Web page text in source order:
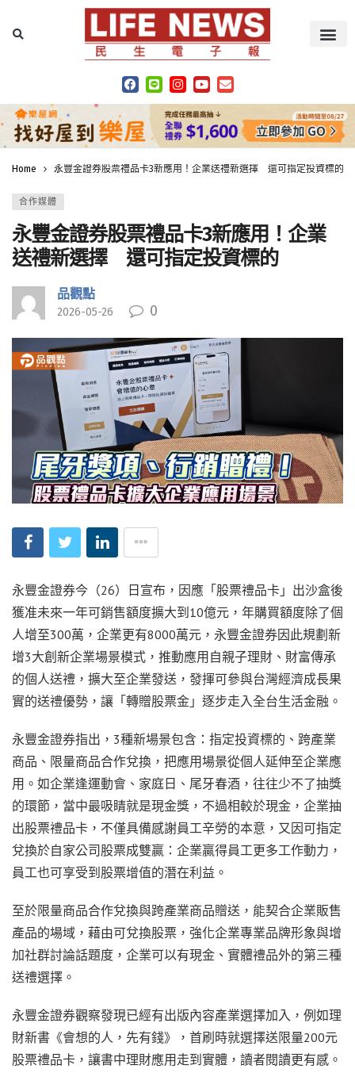
Home 永豐金證券股票禮品卡3新應用！企業送禮新選擇 還可指定投資標的
合作媒體
永豐金證券股票禮品卡3新應用！企業
送禮新選擇 還可指定投資標的
品觀點
2026-05-26 0
永豐金證券今（26）日宣布，因應「股票禮品卡」出沙盒後
獲准未來一年可銷售額度擴大到10億元，年購買額度除了個
人增至300萬，企業更有8000萬元，永豐金證券因此規劃新
增3大創新企業場景模式，推動應用自親子理財、財富傳承
的個人送禮，擴大至企業發送，發揮可參與台灣經濟成長果
實的送禮優勢，讓「轉贈股票金」逐步走入全台生活金融。
永豐金證券指出，3種新場景包含：指定投資標的、跨產業
商品、限量商品合作兌換，把應用場景從個人延伸至企業應
用。如企業逢運動會、家庭日、尾牙春酒，往往少不了抽獎
的環節，當中最吸睛就是現金獎，不過相較於現金，企業抽
出股票禮品卡，不僅具備感謝員工辛勞的本意，又因可指定
兌換於自家公司股票成雙贏：企業贏得員工更多工作動力，
員工也可享受到股票增值的潛在利益。
至於限量商品合作兌換與跨產業商品贈送，能契合企業販售
產品的場域，藉由可兌換股票，強化企業專業品牌形象與增
加社群討論話題度，企業可以有現金、實體禮品外的第三種
送禮選擇。
永豐金證券觀察發現已經有出版內容產業選擇加入，例如理
財新書《會想的人，先有錢》，首刷時就選擇送限量200元
股票禮品卡，讓書中理財應用走到實體，讀者閱讀更有感。